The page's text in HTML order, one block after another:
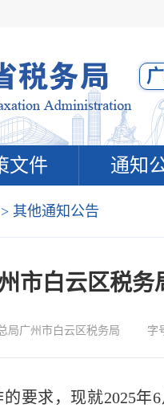
文件 通知
> 其他通知公告
市白云区税务
局广州市白云区税务局 字
要求，现就2025年6